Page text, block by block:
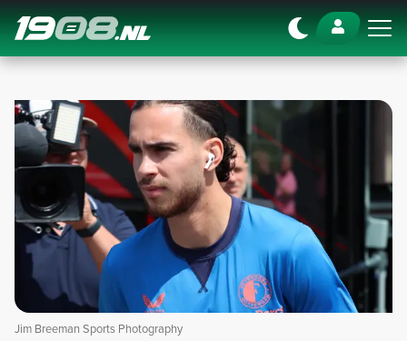
Navigation
Jim Breeman Sports Photography